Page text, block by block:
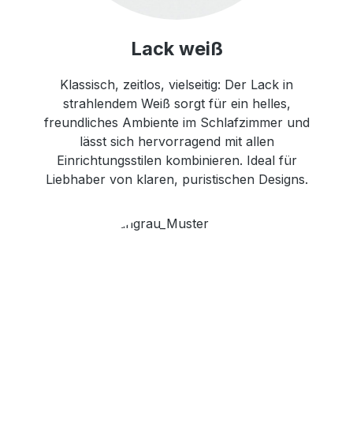
Lack weiß
Klassisch, zeitlos, vielseitig: Der Lack in
strahlendem Weiß sorgt für ein helles,
freundliches Ambiente im Schlafzimmer und
lässt sich hervorragend mit allen
Einrichtungsstilen kombinieren. Ideal für
Liebhaber von klaren, puristischen Designs.